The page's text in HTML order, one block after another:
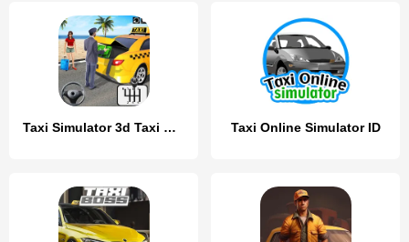
Taxi Simulator 3d Taxi Driver Taxi Online Simulator ID